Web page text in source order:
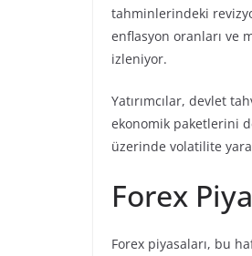
tahminlerindeki
enflasyon oranları ve
izleniyor.
Yatırımcılar, devlet
ekonomik paketlerini
üzerinde volatilite
Forex
Forex piyasaları, bu